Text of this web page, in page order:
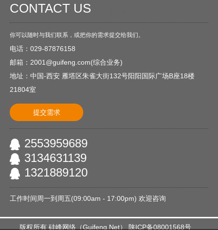
CONTACT US
你可以随时与我们联系，或把你的需求提交给我们。
电话：029-87876158
邮箱：2001@guifeng.com(综合业务)
地址：中国-西安 雁塔区朱雀大街132号阳阳国际广场B座18楼
21804室
提交需求
2553959689
3134631139
1321889120
工作时间周一到周五(09:00am - 17:00pm) 欢迎咨询
版权所有 硅峰网络（Guifeng.Net） 陕ICP备08001568号